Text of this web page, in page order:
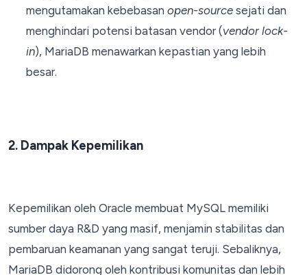
mengutamakan kebebasan open-sourcesejati dan
menghindari potensi batasan vendor (vendor lock-
in), MariaDB menawarkan kepastian yang lebih
besar.
2. Dampak Kepemilikan
Kepemilikan oleh Oracle membuat MySQL memiliki
sumber daya R&D yang masif, menjamin stabilitas dan
pembaruan keamanan yang sangat teruji. Sebaliknya,
MariaDB didorong oleh kontribusi komunitas dan lebih